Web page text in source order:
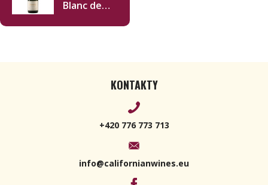
Blanc de
750ml
KONTAKTY
+420 776 773 713
info@californianwines.eu